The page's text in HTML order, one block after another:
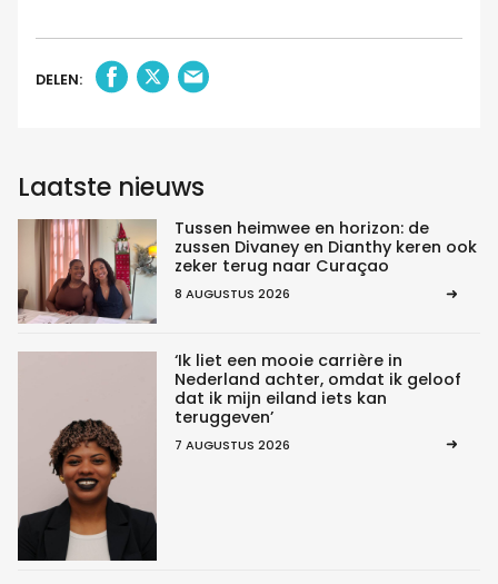
DELEN:
Laatste nieuws
Tussen heimwee en horizon: de
zussen Divaney en Dianthy keren ook
zeker terug naar Curaçao
8 AUGUSTUS 2026
‘Ik liet een mooie carrière in
Nederland achter, omdat ik geloof
dat ik mijn eiland iets kan
teruggeven’
7 AUGUSTUS 2026